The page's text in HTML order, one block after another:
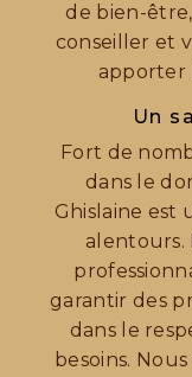
de bien-
conseiller et
apporter
Un
Fort de
dans le
Ghislaine est
alentours.
garantir des
dans le
besoins.